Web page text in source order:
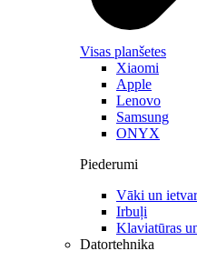
Visas planšetes
Xiaomi
Apple
Lenovo
Samsung
ONYX
Piederumi
Vāki un
Irbuļi
Klaviatūras
Datortehnika
LMT jau ilgstoši izstrādā un
ļauj automatizēt un digitalizēt